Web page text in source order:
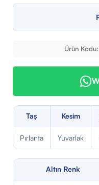
Ürün Kodu:
Taş Kesim
Pırlanta Yuvarlak
Altın Renk